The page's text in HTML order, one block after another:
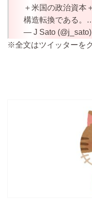
＋米国の政治資本
構造転換である。
— J Sato (@j_sato)
※全文はツイッターを